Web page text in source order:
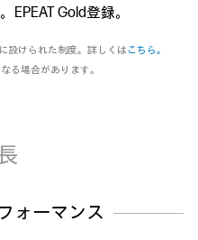
EPEAT Gold登録。
設けられた制度。詳しくは こちら。
る場合があります。
ォーマンス